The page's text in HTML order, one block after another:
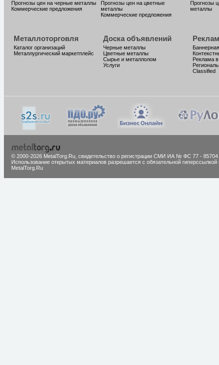
Прогнозы цен на черные металлы
Коммерческие предложения
Прогнозы цен на цветные
металлы
Коммерческие предложения
Прогнозы
металлы
Металлоторговля
Каталог организаций
Металлургический маркетплейс
Доска объявлений
Черные металлы
Цветные металлы
Сырье и металлолом
Услуги
Реклама
Classified
© 2000-2026 MetalTorg.Ru, cвидетельство о регистрации СМИ ИА № ФС 77 - 85704
Использование открытых материалов разрешается с обязательной гиперссылкой
MetalTorg.Ru